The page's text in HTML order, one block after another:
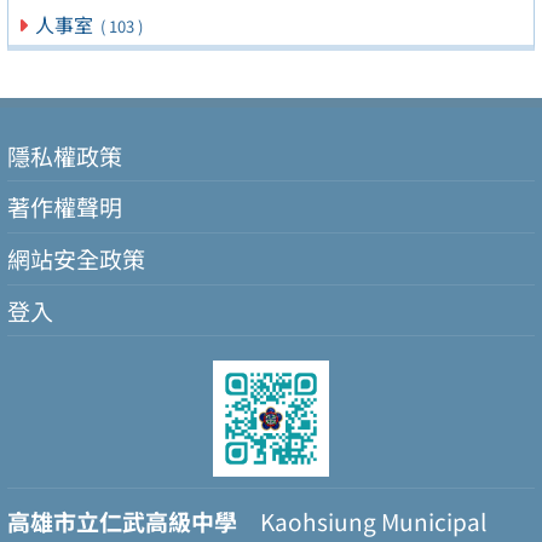
人事室 ( 103 )
隱私權政策
著作權聲明
網站安全政策
登入
高雄市立仁武高級中學 Kaohsiung Municipal